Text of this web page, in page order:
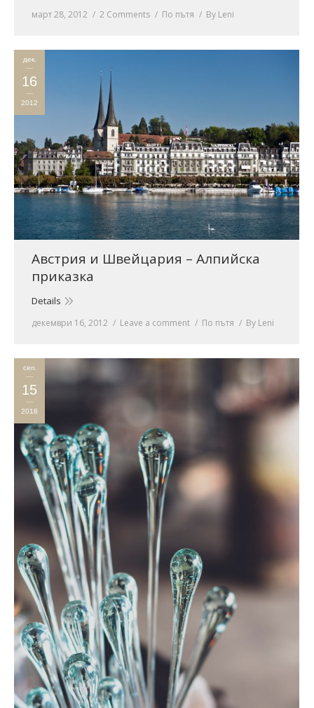
март 28, 2012 2 Comments По пътя By Leni
дек.
16
2012
Австрия и Швейцария – Алпийска
приказка
Details
декември 16, 2012 Leave a comment По пътя By Leni
сеп.
15
2018